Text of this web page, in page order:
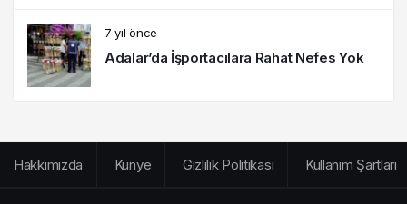
7 yıl önce
Adalar’da İşportacılara Rahat Nefes Yok
Hakkımızda Künye Gizlilik Politikası Kullanım Şartları